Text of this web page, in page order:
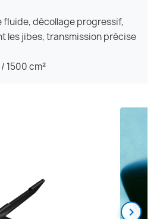
fluide, décollage progressif,
les jibes, transmission précise
1500 cm²